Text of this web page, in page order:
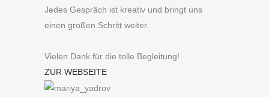
Jedes Gespräch ist kreativ und bringt uns
einen großen Schritt weiter.
Vielen Dank für die tolle Begleitung!
ZUR WEBSEITE